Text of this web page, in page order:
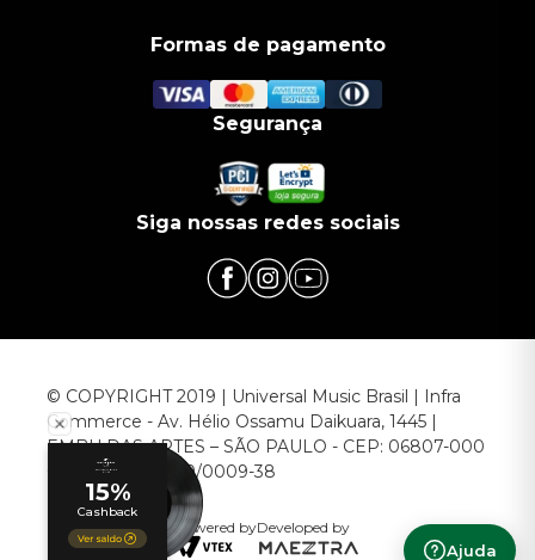
Ajuda
Formas de pagamento
Segurança
Siga nossas redes sociais
© COPYRIGHT 2019 | Universal Music Brasil | Infra
Commerce - Av. Hélio Ossamu Daikuara, 1445 |
EMBU DAS ARTES – SÃO PAULO - CEP: 06807-000
CNPJ: 00.952.789/0009-38
Powered byDeveloped by